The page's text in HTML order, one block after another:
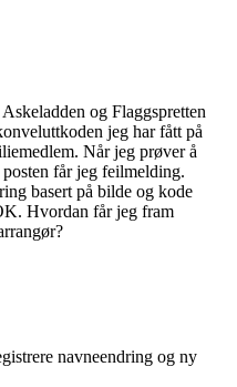
og Flaggspretten
jeg har fått på
Når jeg prøver å
får jeg feilmelding.
basert på bilde og kode
Hvordan får jeg fram
navneendring og ny